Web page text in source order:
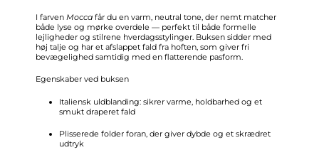
I farven Mocca får du en varm, neutral tone, der nemt matcher
både lyse og mørke overdele — perfekt til både formelle
lejligheder og stilrene hverdagsstylinger. Buksen sidder med
høj talje og har et afslappet fald fra hoften, som giver fri
bevægelighed samtidig med en flatterende pasform.
Egenskaber ved buksen
Italiensk uldblanding: sikrer varme, holdbarhed og et
smukt draperet fald
Plisserede folder foran, der giver dybde og et skrædret
udtryk